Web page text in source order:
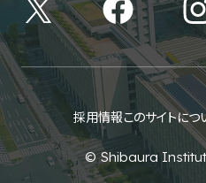
採用情報このサイトにつ
© Shibaura